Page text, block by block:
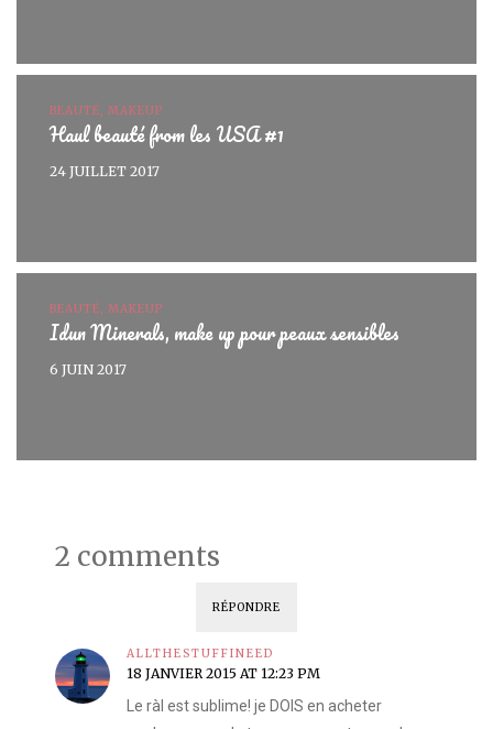
BEAUTÉ, MAKEUP
Haul beauté from les USA #1
24 JUILLET 2017
BEAUTÉ, MAKEUP
Idun Minerals, make up pour peaux sensibles
6 JUIN 2017
2 comments
RÉPONDRE
ALLTHESTUFFINEED
18 JANVIER 2015 AT 12:23 PM
Le ràl est sublime! je DOIS en acheter